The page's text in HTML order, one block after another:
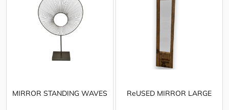
MIRROR STANDING WAVES ReUSED MIRROR LARGE